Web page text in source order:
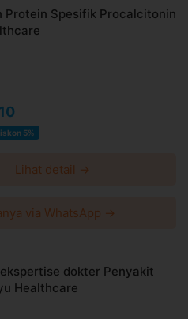
Protein Spesifik Procalcitonin
5%
Lihat detail →
via WhatsApp →
ekspertise dokter Penyakit
Healthcare